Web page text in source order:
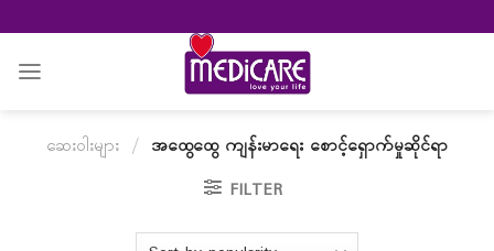
to
content
ဆေးဝါးများ / အထွေထွေ ကျန်းမာရေး စောင့်ရှောက်မှုဆိုင်ရာ
FILTER